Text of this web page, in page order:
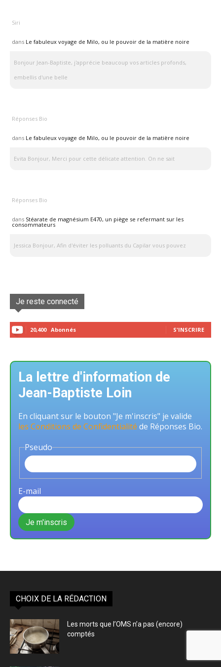
Siri
dans Le fabuleux voyage de Milo, ou le pouvoir de la matière noire
Bonjour Jean-Baptiste, j'apprécie beaucoup vos articles profonds,
embellis d'une belle
Réponses Bio
dans Le fabuleux voyage de Milo, ou le pouvoir de la matière noire
Evita Bonjour, Merci pour cette délicate attention. On ne sait
Réponses Bio
dans Stéarate de magnésium E470, un piège se refermant sur les
consommateurs
Jessica Bonjour, Afin d'éviter les polluants du Capilar vous pouvez
Je reste connecté
20,400 Abonnés S'INSCRIRE
La lettre d'information de
Jean-Baptiste Loin
En cliquant sur le bouton "Je m'inscris" je valide
les Conditions de Confidentialité de Réponses Bio.
Pseudo
E-mail
CHOIX DE LA RÉDACTION
Les morts que l’OMS n’a pas (encore)
comptés